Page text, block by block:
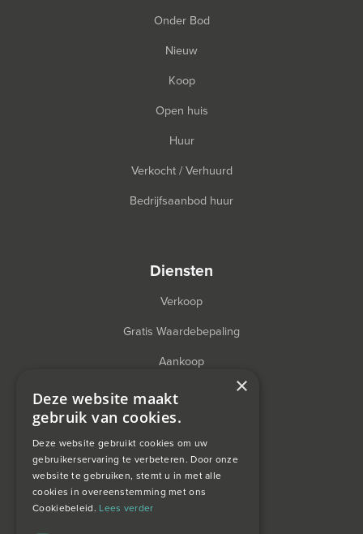
Onder Bod
Nieuw
Koop
Open huis
Huur
Verkocht / Verhuurd
Bedrijfsaanbod huur
diensten
Verkoop
Gratis Waardebepaling
Aankoop
Financieel Advies
Taxatie
over ons
×
Deze website maakt
gebruik van cookies.
Deze website gebruikt cookies om uw
gebruikerservaring te verbeteren. Door onze
website te gebruiken, stemt u in met alle
cookies in overeenstemming met ons
Cookiebeleid. Lees verder